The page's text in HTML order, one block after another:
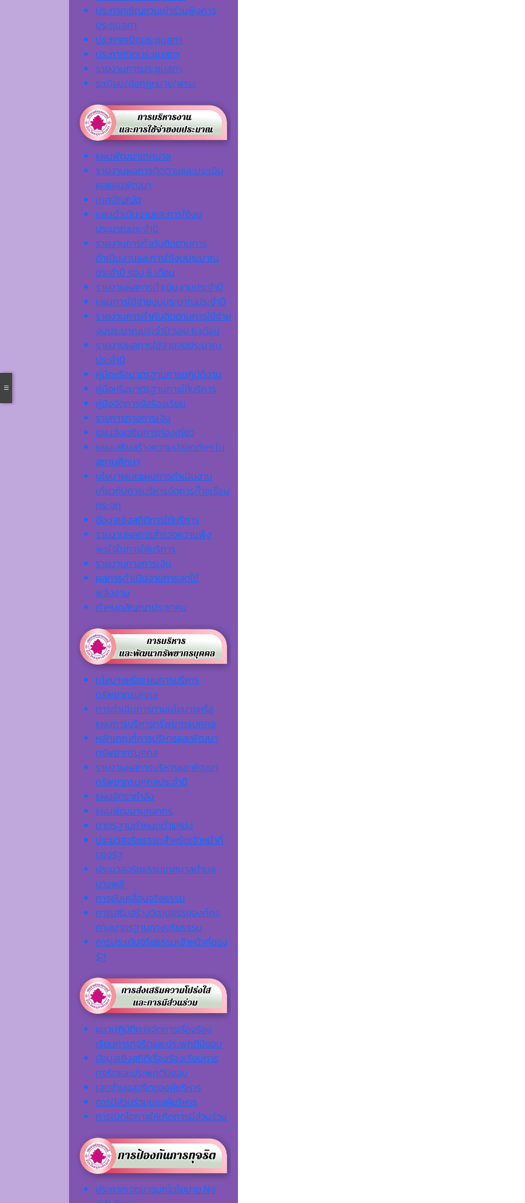
ประกาศเชิญชวนเข้าร่วมฟังการ
ประชุมสภา
ประกาศเปิดประชุมสภา
ประกาศปิดประชุมสภา
รายงานการประชุมสภา
ระเบียบ/ข้อกฎหมาย/พรบ.
แผนพัฒนาเทศบาล
รายงานผลการติดตามและประเมิน
ผลแผนพัฒนา
เทศบัญญัต
แผนดำเนินงานและการใช้งบ
ประมาณประจำปี
รายงานการกำกับติดตามการ
ดำเนินงานและการใช้งบประมาณ
ประจำปี รอบ 6 เดือน
รายงานผลการดำเนินงานประจำปี
แผนการใช้จ่ายงบประมาณประจำปี
รายงานการกำกับติดตามการใช้จ่าย
งบประมาณประจำปี รอบ 6 เดือน
รายงานผลการใช้จ่ายงบประมาณ
ประจำปี
คู่มือหรือมาตรฐานการปฏิบัติงาน
คู่มือหรือมาตรฐานการให้บริการ
คู่มือจัดการข้อร้องเรียน
รายการทางการเงิน
แผนส่งเสริมการท่องเที่ยว
แผนเสริมสร้างความปลอดภัยฯ ใน
สถานศึกษา
นโยบายและแผนการดำเนินงาน
เกี่ยวกับการบริหารจัดการก๊าซเรือน
กระจก
ข้อมูลเชิงสถิติการให้บริการ
รายงานผลการสำรวจความพึง
พอใจในการให้บริการ
รายงานทางการเงิน
ผลการดำเนินงานการลดใช้
พลังงาน
กำหนดสัญญาประชาคม
นโยบายหรือแผนการบริหาร
ทรัพยากรบุคคล
การดำเนินการตามนโยบายหรือ
แผนการบริหารทรัพยากรบุคคล
หลักเกณฑ์การบริหารและพัฒนา
ทรัพยากรบุคคล
รายงานผลการบริหารและพัฒนา
ทรัพยากรบุคคลประจำปี
แผนอัตรากำลัง
แผนพัฒนาบุคลากร
มาตรฐานกำหนดตำแหน่ง
ประมวลจริยธรรมสำหรับเจ้าหน้าที่
ของรัฐ
ประมวลจริยธรรมเทศบาลตำบล
บางพลี
การขับเคลื่อนจริยธรรม
การเสริมสร้างวัฒนธรรมองค์กร
ตามมาตรฐานทางจริยธรรม
การประเมินจริยธรรมเจ้าหน้าที่ของ
รัฐ
แนวปฏิบัติการจัดการเรื่องร้อง
เรียนการทุจริตและประพฤติมิชอบ
ข้อมูลเชิงสถิติเรื่องร้องเรียนการ
ทุจริตและประพฤติมิชอบ
เจตจํานงสุจริตของผู้บริหาร
การมีส่วนร่วมของผู้บริหาร
การเปิดโอกาสให้เกิดการมีส่วนร่วม
ประกาศเจตนารมณ์นโยบาย No